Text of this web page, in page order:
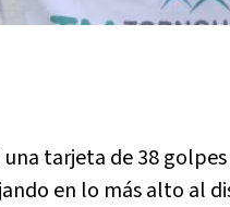
tarjeta de 38
en lo más alto al